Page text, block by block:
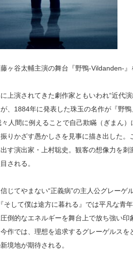
ヶ谷太輔主演の舞台『野鴨-Vildanden-』
上演されてきた劇作家ともいわれ“近代
、1884年に発表した珠玉の名作が『野
々人間に例えることで自己欺瞞（ぎまん
りかざす愚かしさを見事に描き出した。
す演出家・上村聡史。観客の想像力を刺
される。
じてやまない“正義病”の主人公グレーゲ
して僕は途方に暮れる』では平凡な青
倒的なエネルギーを舞台上で放ち強い印
作では、理想を追求するグレーゲルスを
境地が期待される。